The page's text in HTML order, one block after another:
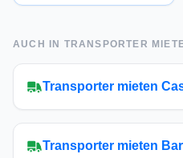
AUCH IN TRANSPORTER
Transporter mieten
Transporter mieten